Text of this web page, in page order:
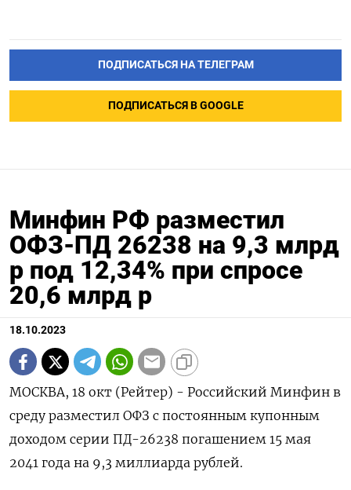
ПОДПИСАТЬСЯ НА ТЕЛЕГРАМ
ПОДПИСАТЬСЯ В GOOGLE
Минфин РФ разместил
ОФЗ-ПД 26238 на 9,3 млрд
р под 12,34% при спросе
20,6 млрд р
18.10.2023
МОСКВА, 18 окт (Рейтер) - Российский Минфин в
среду разместил ОФЗ с постоянным купонным
доходом серии ПД-26238 погашением 15 мая
2041 года на 9,3 миллиарда рублей.